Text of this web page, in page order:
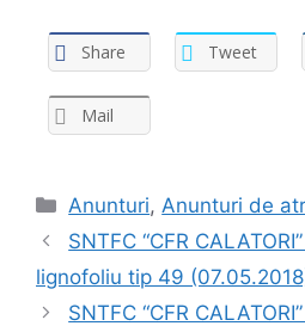
Share Tweet
Mail
Anunturi, Anunturi de
SNTFC “CFR
lignofoliu tip 49
SNTFC “CFR